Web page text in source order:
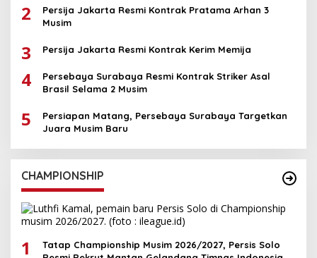
2
Persija Jakarta Resmi Kontrak Pratama Arhan 3
Musim
3 Persija Jakarta Resmi Kontrak Kerim Memija
4
Persebaya Surabaya Resmi Kontrak Striker Asal
Brasil Selama 2 Musim
5
Persiapan Matang, Persebaya Surabaya Targetkan
Juara Musim Baru
CHAMPIONSHIP
1
Tatap Championship Musim 2026/2027, Persis Solo